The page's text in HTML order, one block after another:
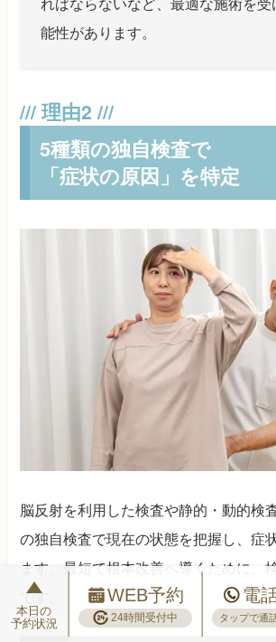
ればならないなど、最適な施術を
能性があります。
5種類の独自検査で
「症状の原因」を特定
脳反射を利用した検査や静的・動的検
の独自検査で現在の状態を把握し、症
ます。最短で根本改善へ導くために、
です。
本日の
予約状況
WEB予約
24時間受付中
電
タップで通